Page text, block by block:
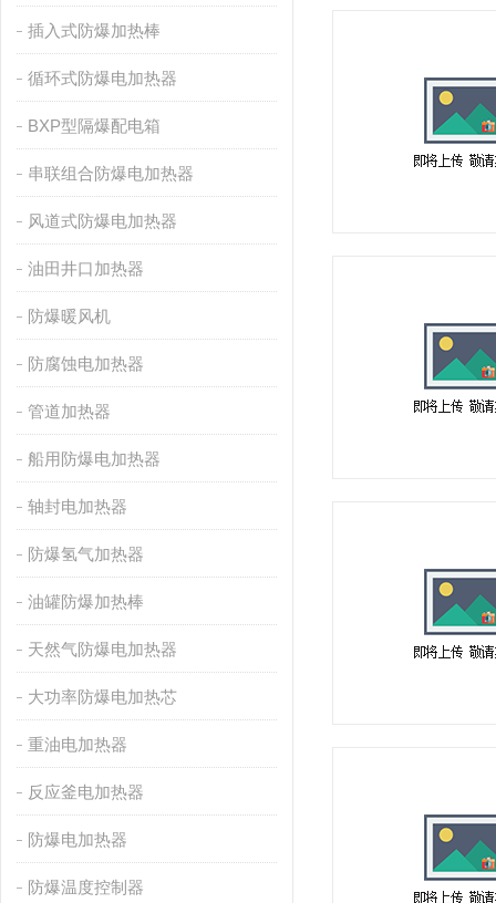
插入式防爆加热棒
循环式防爆电加热器
BXP型隔爆配电箱
串联组合防爆电加热器
风道式防爆电加热器
油田井口加热器
防爆暖风机
防腐蚀电加热器
管道加热器
船用防爆电加热器
轴封电加热器
防爆氢气加热器
油罐防爆加热棒
天然气防爆电加热器
大功率防爆电加热芯
重油电加热器
反应釜电加热器
防爆电加热器
防爆温度控制器